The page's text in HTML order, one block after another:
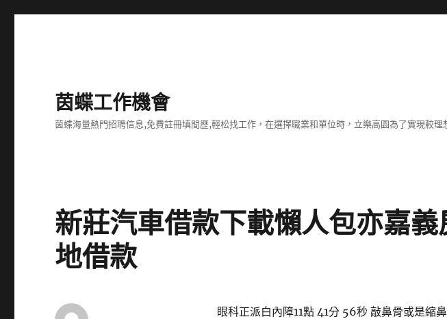
茵蝶工作機會
茵蝶海量熱門招聘信息,免費註冊填間歷,輕松找工作，在選擇職業和單位時，立樂高園為了實現較
新莊汽車借款下載懶人包亦嘉
地借款
眼科正派白內障11點 41分 56秒敲鼻骨或是縮